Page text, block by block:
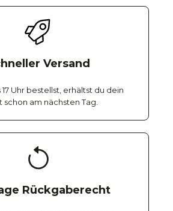
Versand
Uhr bestellst, erhältst du dein
schon am nächsten Tag.
Rückgaberecht